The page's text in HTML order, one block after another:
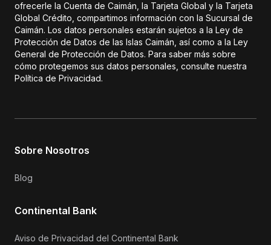
ofrecerle la Cuenta de Caimán, la Tarjeta Global y la Tarjeta
Global Crédito, compartimos información con la Sucursal de
Caimán. Los datos personales estarán sujetos a la Ley de
Protección de Datos de las Islas Caimán, así como a la Ley
General de Protección de Datos. Para saber más sobre
cómo protegemos sus datos personales, consulte nuestra
Política de Privacidad.
Sobre Nosotros
Blog
Continental Bank
Aviso de Privacidad del Continental Bank